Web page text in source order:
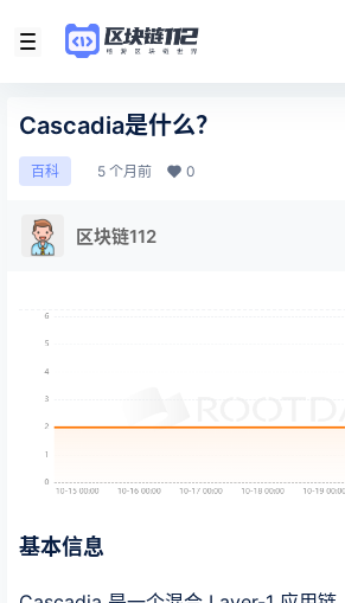
Cascadia是什么？
百科 5 个月前 0
区块链112
基本信息